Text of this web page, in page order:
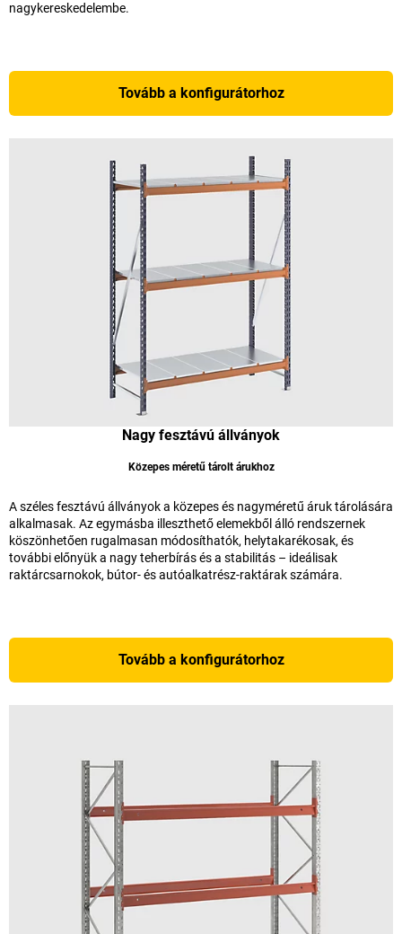
nagykereskedelembe.
Tovább a konfigurátorhoz
Nagy fesztávú állványok
Közepes méretű tárolt árukhoz
A széles fesztávú állványok a közepes és nagyméretű áruk tárolására
alkalmasak. Az egymásba illeszthető elemekből álló rendszernek
köszönhetően rugalmasan módosíthatók, helytakarékosak, és
további előnyük a nagy teherbírás és a stabilitás – ideálisak
raktárcsarnokok, bútor- és autóalkatrész-raktárak számára.
Tovább a konfigurátorhoz